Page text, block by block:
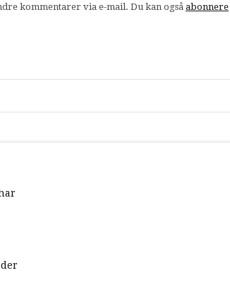
kommentarer via e-mail. Du kan også abonnere